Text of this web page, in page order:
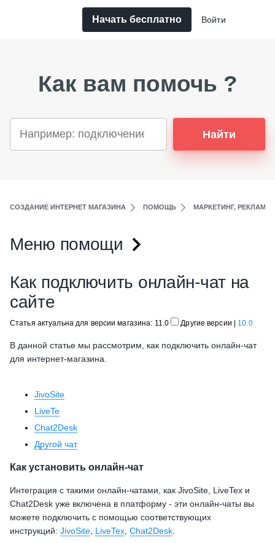
Начать бесплатно Войти
Как вам помочь ?
Найти
СОЗДАНИЕ ИНТЕРНЕТ МАГАЗИНА ПОМОЩЬ МАРКЕТИНГ, РЕКЛАМА,
Меню помощи
Как подключить онлайн-чат на
сайте
Статья актуальна для версии магазина: 11.0 Другие версии 10.0
В данной статье мы рассмотрим, как подключить онлайн-чат
для интернет-магазина.
JivoSite
LiveTe
Chat2Desk
Другой чат
Как установить онлайн-чат
Интеграция с такими онлайн-чатами, как JivoSite, LiveTex и
Chat2Desk уже включена в платформу - эти онлайн-чаты вы
можете подключить с помощью соответствующих
инструкций: JivoSite LiveTex Chat2Desk